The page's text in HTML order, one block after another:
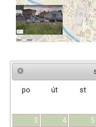
po út st
3
4 5